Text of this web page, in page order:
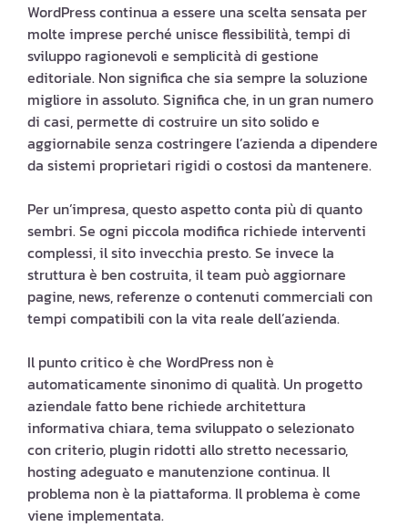
WordPress continua a essere una scelta sensata per
molte imprese perché unisce flessibilità, tempi di
sviluppo ragionevoli e semplicità di gestione
editoriale. Non significa che sia sempre la soluzione
migliore in assoluto. Significa che, in un gran numero
di casi, permette di costruire un sito solido e
aggiornabile senza costringere l’azienda a dipendere
da sistemi proprietari rigidi o costosi da mantenere.
Per un’impresa, questo aspetto conta più di quanto
sembri. Se ogni piccola modifica richiede interventi
complessi, il sito invecchia presto. Se invece la
struttura è ben costruita, il team può aggiornare
pagine, news, referenze o contenuti commerciali con
tempi compatibili con la vita reale dell’azienda.
Il punto critico è che WordPress non è
automaticamente sinonimo di qualità. Un progetto
aziendale fatto bene richiede architettura
informativa chiara, tema sviluppato o selezionato
con criterio, plugin ridotti allo stretto necessario,
hosting adeguato e manutenzione continua. Il
problema non è la piattaforma. Il problema è come
viene implementata.